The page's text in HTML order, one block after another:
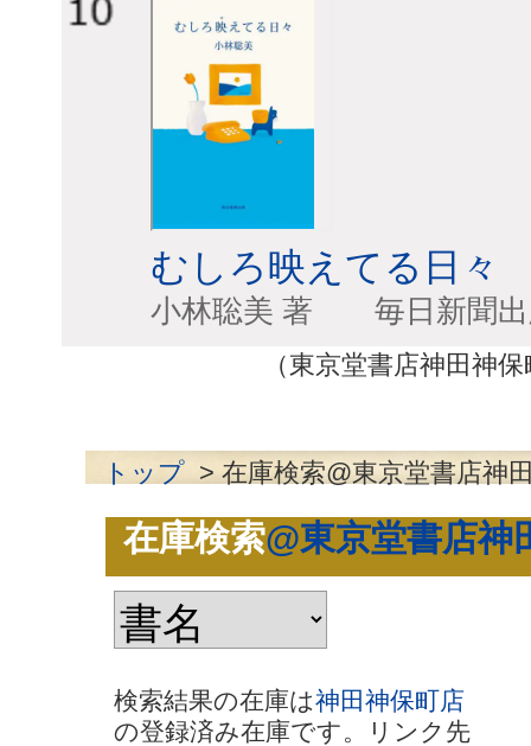
むしろ映えてる日々
小林聡美 著 毎
（東京堂書店神田神保町店
トップ > 在庫検索@東京堂書店神
在庫検索@東京堂書店神
検索結果の在庫は神田神保町店
の登録済み在庫です。リンク先